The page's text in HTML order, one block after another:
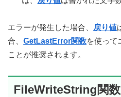
エラーが発生した場合、 戻り値
合、 GetLastError関数を使って
ことが推奨されます。
FileWriteString関